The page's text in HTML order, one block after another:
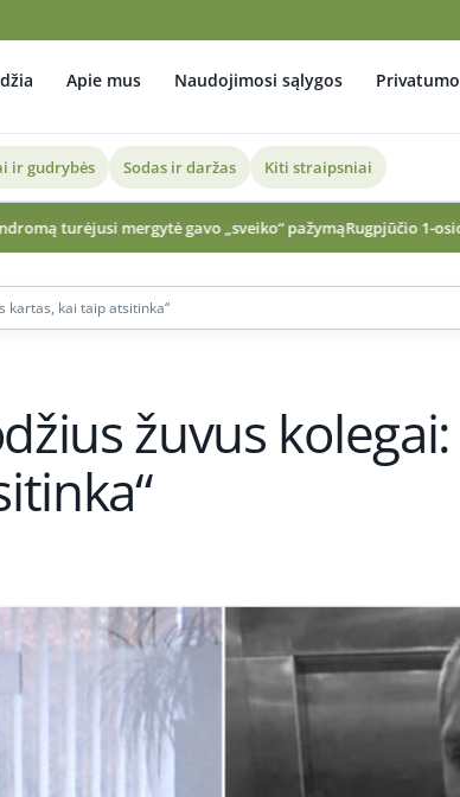
Apie mus Naudojimosi sąlygos
ir gudrybės Sodas ir daržas Kiti straipsniai
gavo „sveiko“ pažymąRugpjūčio 1-osios audra Pietryčių
kartas, kai taip atsitinka“
žuvus kolegai: